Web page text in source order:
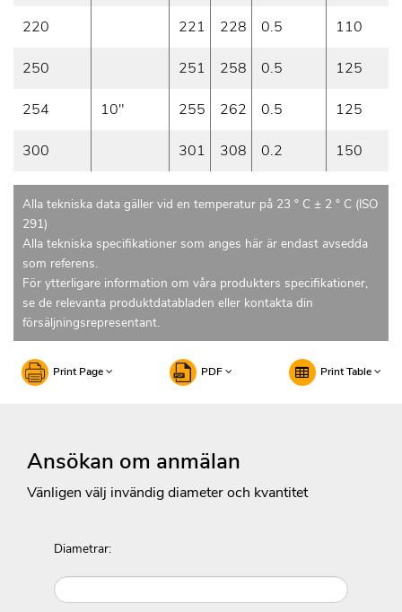
220 221 228 0.5 110
250 251 258 0.5 125
254 10" 255 262 0.5 125
300 301 308 0.2 150
Alla tekniska data gäller vid en temperatur på 23 ° C ± 2 ° C (ISO
291)
Alla tekniska specifikationer som anges här är endast avsedda
som referens.
För ytterligare information om våra produkters specifikationer,
se de relevanta produktdatabladen eller kontakta din
försäljningsrepresentant.
Print Page PDF Print Table
Ansökan om anmälan
Vänligen välj invändig diameter och kvantitet
Diametrar: